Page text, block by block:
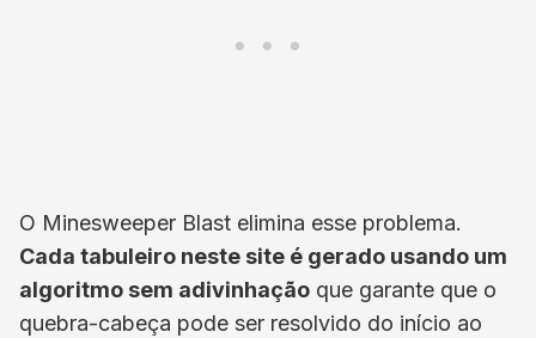
O Minesweeper Blast elimina esse problema.
Cada tabuleiro neste site é gerado usando um
algoritmo sem adivinhação que garante que o
quebra-cabeça pode ser resolvido do início ao